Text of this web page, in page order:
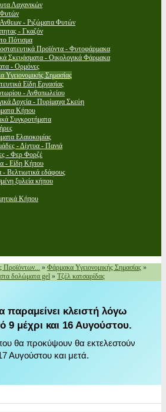
Λαχανικών
- Ριζώματα Φυτών
- Γκαζόν
Πότισμα
Προϊόντα - Φυτοφάρμακα
Σκευάσματα - Οικολογικά Φάρμακα
- Ορμόνες
Υγειονομικής Σημασίας
Είδη Εργασίας
- Ανθοπωλείου
Δοχεία - Πυρίμαχα Σκεύη
Κήπου
Συγκροτήματα
Ελαιοκομίας
- Δίχτυα - Πανιά
- Φερ Φορζέ
- Είδη Κήπου
Βελτιωτικά εδάφους
ξυλεία κήπου
Κήπου
Προϊόντων... » Φάρμακα Υγειονομικής Σημασίας »
δολώματα gel » Τζέλ κατσαρίδας
παραμείνει κλειστή λόγω
9 μέχρι και 16 Αυγούστου.
θα προκύψουν θα εκτελεστούν
Αυγούστου και μετά.